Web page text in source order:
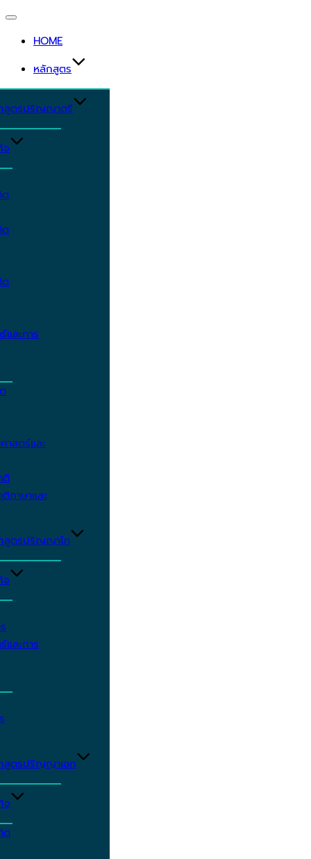
Toggle
navigation
HOME
หลักสูตร
สูตรปริญญาตรี
จ
ต
ต
ต
ละการ
สตร์และ
ติ
ภาษาและ
สูตรปริญญาโท
จ
ละการ
สูตรปริญญาเอก
จ
ต